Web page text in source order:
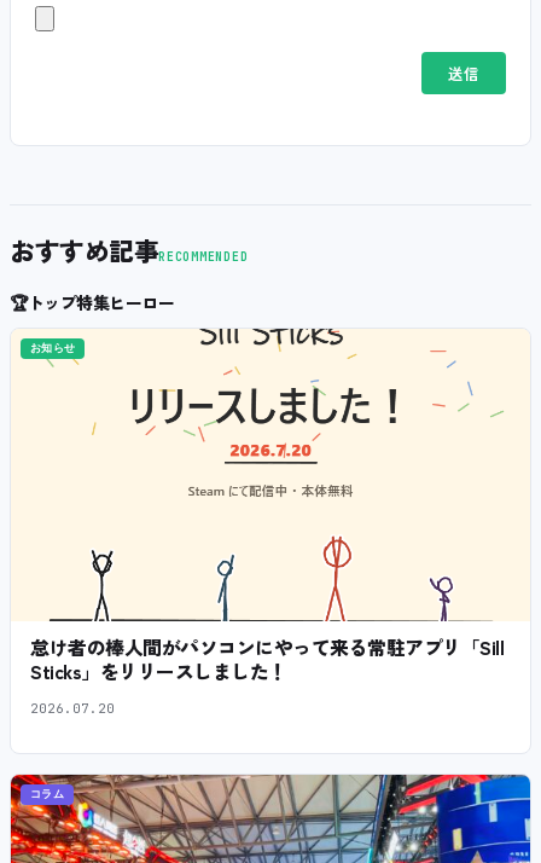
おすすめ記事RECOMMENDED
🏆トップ特集ヒーロー
お知らせ
怠け者の棒人間がパソコンにやって来る常駐アプリ「Sill
Sticks」をリリースしました！
2026.07.20
コラム